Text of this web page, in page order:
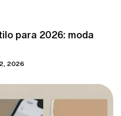
para 2026: moda
2026